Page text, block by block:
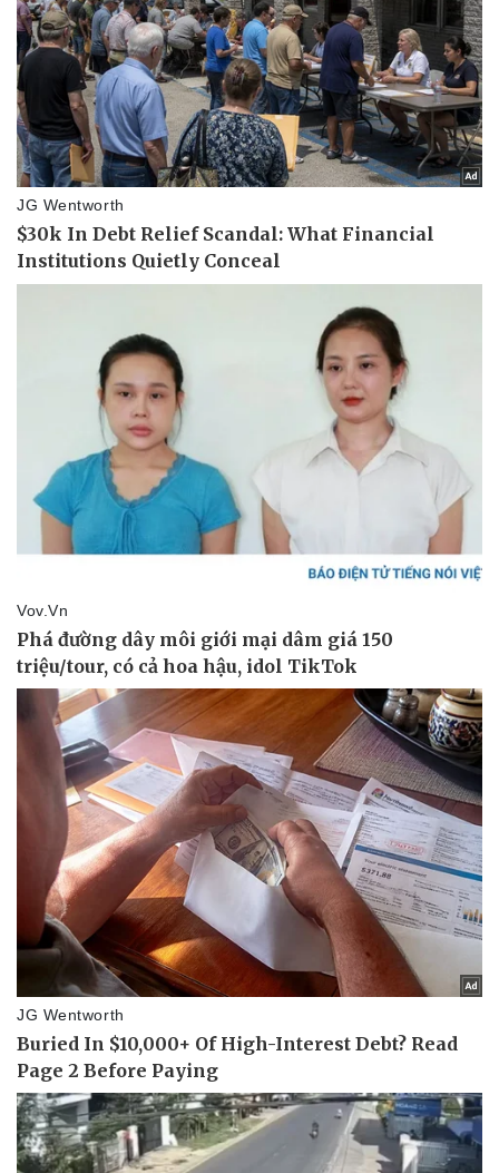
Lịch thi đấu bóng đá
Thế giới thể thao
eSports
Hậu trường
Ô tô - Xe máy
Tư vấn